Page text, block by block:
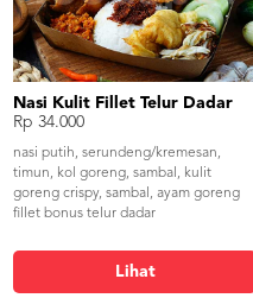
Nasi Kulit Fillet Telur Dadar
Rp 34.000
nasi putih, serundeng/kremesan,
timun, kol goreng, sambal, kulit
goreng crispy, sambal, ayam goreng
fillet bonus telur dadar
Lihat